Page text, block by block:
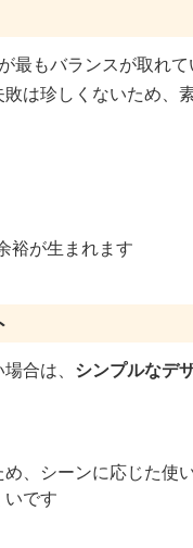
最もバランスが取れて
は珍しくないため、
裕が生まれます
合は、 シンプルなデ
、シーンに応じた使
です